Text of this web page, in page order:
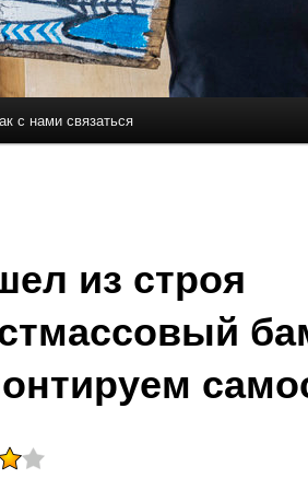
содержимому
с нами связаться
из строя